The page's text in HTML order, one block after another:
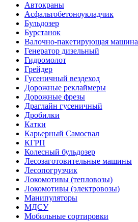
Автокраны
Асфальтобетоноукладчик
Бульдозер
Бурстанок
Валочно-пакетирующая машина
Генератор дизельный
Гидромолот
Грейдер
Гусеничный вездеход
Дорожные реклаймеры
Дорожные фрезы
Драглайн гусеничный
Дробилки
Катки
Карьерный Самосвал
КГРП
Колесный бульдозер
Лесозаготовительные машины
Лесопогрузчик
Локомотивы (тепловозы)
Локомотивы (электровозы)
Манипуляторы
МДСУ
Мобильные сортировки